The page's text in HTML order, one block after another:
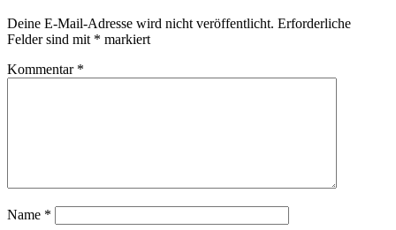
Deine E-Mail-Adresse wird nicht veröffentlicht. Erforderliche
Felder sind mit * markiert
Kommentar *
Name *